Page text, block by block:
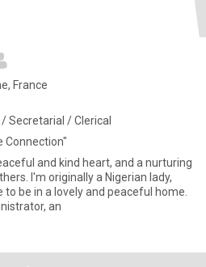
France
Secretarial / Clerical
Connection"
and kind heart, and a nurturing
I'm originally a Nigerian lady,
and peaceful home.
an